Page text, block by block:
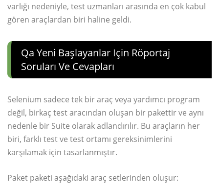
varlığı nedeniyle, test uzmanları arasında en çok kabul
gören araçlardan biri haline geldi.
Qa Yeni Başlayanlar Için Röportaj
Soruları Ve Cevapları
Selenium sadece tek bir araç veya yardımcı program
değil, birkaç test aracından oluşan bir pakettir ve aynı
nedenle bir Suite olarak adlandırılır. Bu araçların her
biri, farklı test ve test ortamı gereksinimlerini
karşılamak için tasarlanmıştır.
Paket paketi aşağıdaki araç setlerinden oluşur: